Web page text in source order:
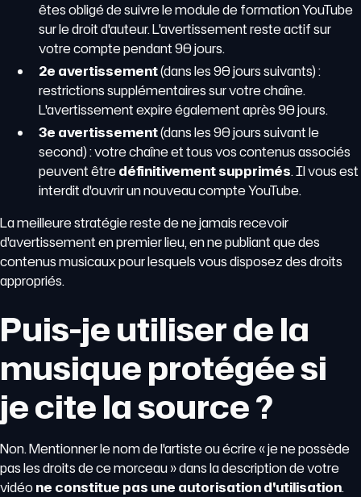
êtes obligé de suivre le module de formation YouTube
sur le droit d'auteur. L'avertissement reste actif sur
votre compte pendant 90 jours.
2e avertissement(dans les 90 jours suivants) :
restrictions supplémentaires sur votre chaîne.
L'avertissement expire également après 90 jours.
3e avertissement(dans les 90 jours suivant le
second) : votre chaîne et tous vos contenus associés
peuvent êtredéfinitivement supprimés. Il vous est
interdit d'ouvrir un nouveau compte YouTube.
La meilleure stratégie reste de ne jamais recevoir
d'avertissement en premier lieu, en ne publiant que des
contenus musicaux pour lesquels vous disposez des droits
appropriés.
Puis-je utiliser de la
musique protégée si
je cite la source ?
Non. Mentionner le nom de l'artiste ou écrire « je ne possède
pas les droits de ce morceau » dans la description de votre
vidéone constitue pas une autorisation d'utilisation.